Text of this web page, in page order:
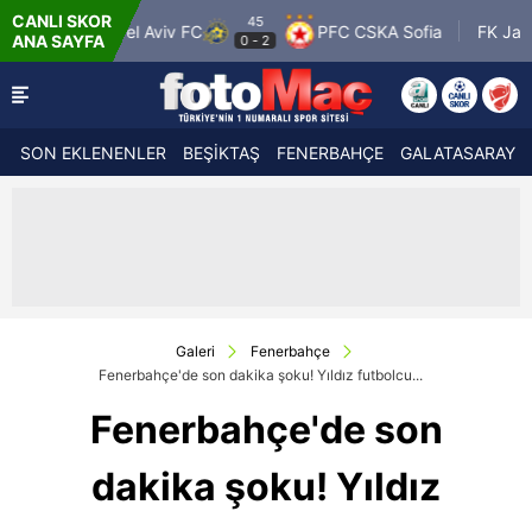
CANLI SKOR
ANA SAYFA
45
0-2 PFC CSKA Sofia FK Jablonec
DA
1-0 FC
SON EKLENENLER BEŞİKTAŞ FENERBAHÇE GALATASARAY
Galeri
Fenerbahçe
Fenerbahçe'de son dakika şoku! Yıldız futbolcu...
Fenerbahçe'de son
dakika şoku! Yıldız